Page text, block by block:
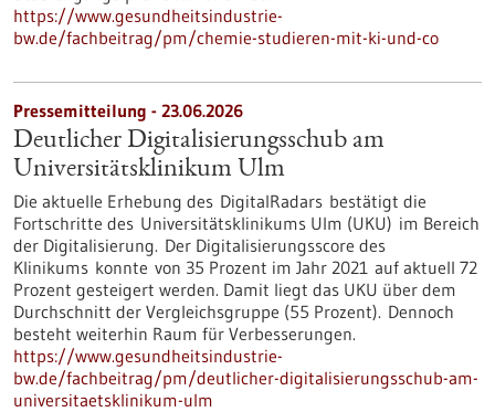
https://www.gesundheitsindustrie-
bw.de/fachbeitrag/pm/chemie-studieren-mit-ki-und-co
Pressemitteilung - 23.06.2026
Deutlicher Digitalisierungsschub am
Universitätsklinikum Ulm
Die aktuelle Erhebung des DigitalRadars bestätigt die
Fortschritte des Universitätsklinikums Ulm (UKU) im Bereich
der Digitalisierung. Der Digitalisierungsscore des
Klinikums konnte von 35 Prozent im Jahr 2021 auf aktuell 72
Prozent gesteigert werden. Damit liegt das UKU über dem
Durchschnitt der Vergleichsgruppe (55 Prozent). Dennoch
besteht weiterhin Raum für Verbesserungen.
https://www.gesundheitsindustrie-
bw.de/fachbeitrag/pm/deutlicher-digitalisierungsschub-am-
universitaetsklinikum-ulm